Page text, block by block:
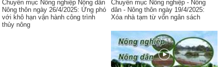
Chuyên mục Nông nghiệp Nông dân
Nông thôn ngày 26/4/2025: Ứng phó
với khô hạn vận hành công trình
thủy nông
Chuyên mục Nông nghiệp - Nông
dân - Nông thôn ngày 19/4/2025:
Xóa nhà tạm từ vốn ngân sách